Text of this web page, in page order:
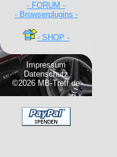
- FORUM -
- Browserplugins -
- SHOP -
Impressum
Datenschutz
©2026 MB-Treff.de